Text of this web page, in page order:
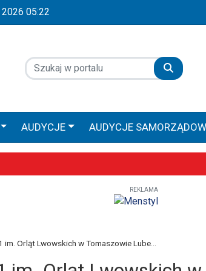
2026 05:22
AUDYCJE AUDYCJE
GŁOS AUDYCJE SPONSOROWANE
uroczystości już 9–10 maja
Diecezji Zamojsko-Lubaczowskiej
ale większe zaangażowanie religijne –
REKLAMA
im. Orląt Lwowskich w Tomaszowie Lube...